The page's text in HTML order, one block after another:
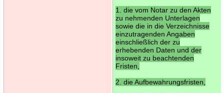
1. die vom Notar zu den Akten
zu nehmenden Unterlagen
sowie die in die Verzeichnisse
einzutragenden Angaben
einschließlich der zu
erhebenden Daten und der
insoweit zu beachtenden
Fristen,
2. die Aufbewahrungsfristen,